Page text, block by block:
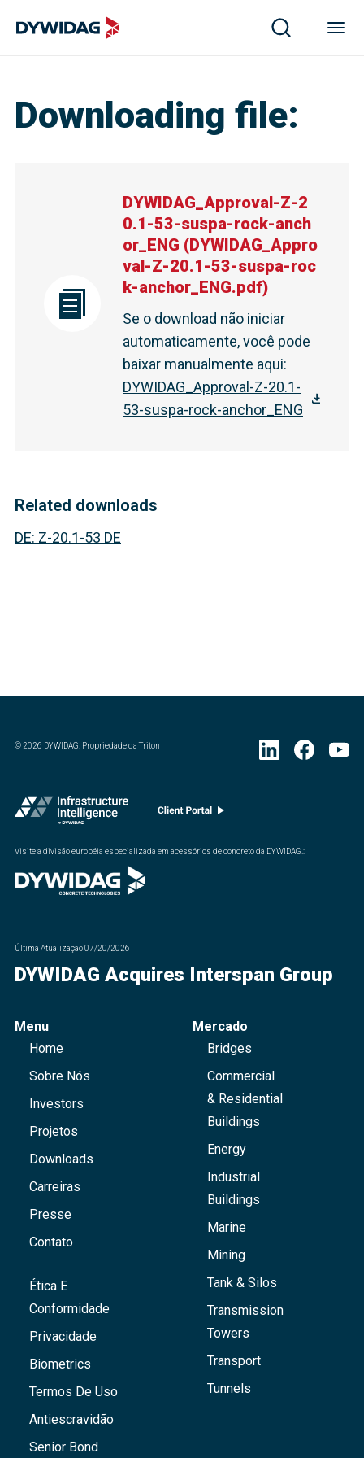
Downloading file:
DYWIDAG_Approval-Z-2
0.1-53-suspa-rock-anch
or_ENG (DYWIDAG_Appro
val-Z-20.1-53-suspa-roc
k-anchor_ENG.pdf)
Se o download não iniciar
automaticamente, você pode
baixar manualmente aqui:
DYWIDAG_Approval-Z-20.1-
53-suspa-rock-anchor_ENG
Related downloads
DE: Z-20.1-53 DE
©2026 DYWIDAG. Propriedade da Triton
Visite a divisão européia especializada em acessórios de concreto da DYWIDAG.:
Última Atualização07/20/2026
DYWIDAG Acquires Interspan Group
Menu
Home
Sobre Nós
Investors
Projetos
Downloads
Carreiras
Presse
Contato
Ética E
Conformidade
Privacidade
Biometrics
Termos De Uso
Antiescravidão
Senior Bond
Mercado
Bridges
Commercial
& Residential
Buildings
Energy
Industrial
Buildings
Marine
Mining
Tank & Silos
Transmission
Towers
Transport
Tunnels